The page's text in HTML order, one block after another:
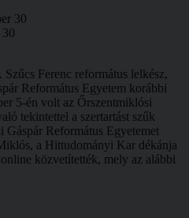
30
Ferenc református lelkész,
Református Egyetem korábbi
5-én volt az Őrszentmiklósi
tekintettel a szertartást szűk
Református Egyetemet
a Hittudományi Kar dékánja
közvetítették, mely az alábbi